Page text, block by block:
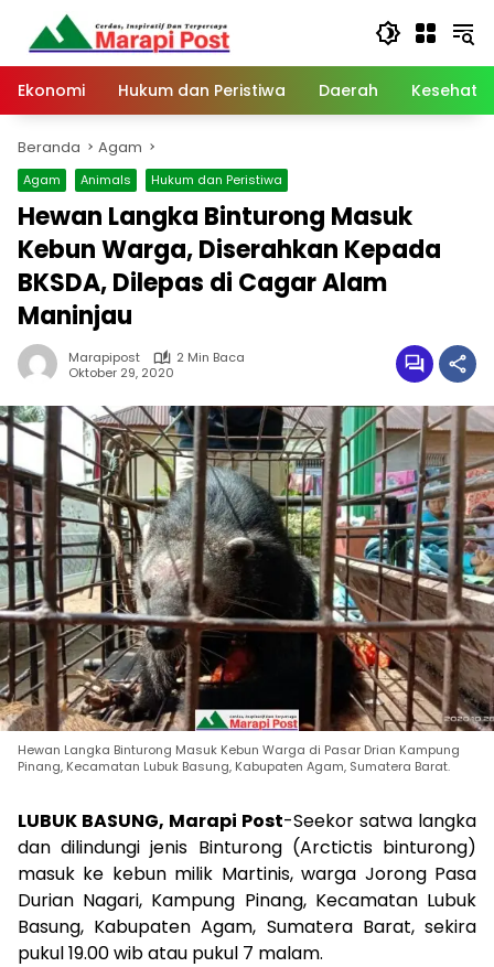
Langsung
konten
Ekonomi
Hukum dan Peristiwa Daerah
Beranda Agam
Agam Animals Hukum dan Peristiwa
Hewan Langka Binturong Masuk
Kebun Warga, Diserahkan Kepada
BKSDA, Dilepas di Cagar Alam
Maninjau
Marapipost
2 Min Baca
Oktober 29, 2020
Hewan Langka Binturong Masuk Kebun Warga di Pasar Drian Kampung
Pinang, Kecamatan Lubuk Basung, Kabupaten Agam, Sumatera Barat.
LUBUK BASUNG, Marapi Post-Seekor satwa langka
dan dilindungi jenis Binturong (Arctictis binturong)
masuk ke kebun milik Martinis, warga Jorong Pasa
Durian Nagari, Kampung Pinang, Kecamatan Lubuk
Basung, Kabupaten Agam, Sumatera Barat, sekira
pukul 19.00 wib atau pukul 7 malam.